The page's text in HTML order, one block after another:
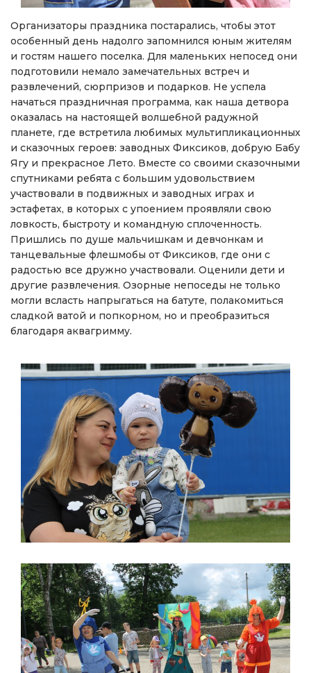
Организаторы праздника постарались, чтобы этот
особенный день надолго запомнился юным жителям
и гостям нашего поселка. Для маленьких непосед они
подготовили немало замечательных встреч и
развлечений, сюрпризов и подарков. Не успела
начаться праздничная программа, как наша детвора
оказалась на настоящей волшебной радужной
планете, где встретила любимых мультипликационных
и сказочных героев: заводных Фиксиков, добрую Бабу
Ягу и прекрасное Лето. Вместе со своими сказочными
спутниками ребята с большим удовольствием
участвовали в подвижных и заводных играх и
эстафетах, в которых с упоением проявляли свою
ловкость, быстроту и командную сплоченность.
Пришлись по душе мальчишкам и девчонкам и
танцевальные флешмобы от Фиксиков, где они с
радостью все дружно участвовали. Оценили дети и
другие развлечения. Озорные непоседы не только
могли всласть напрыгаться на батуте, полакомиться
сладкой ватой и попкорном, но и преобразиться
благодаря аквагримму.